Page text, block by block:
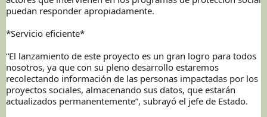
puedan responder apropiadamente.
*Servicio eficiente*
“El lanzamiento de este proyecto es un gran logro para todos
nosotros, ya que con su pleno desarrollo estaremos
recolectando información de las personas impactadas por los
proyectos sociales, almacenando sus datos, que estarán
actualizados permanentemente”, subrayó el jefe de Estado.